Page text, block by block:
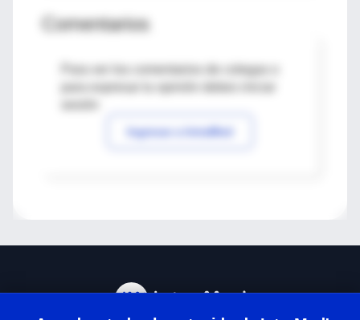
Comentarios
Para ver los comentarios de colegas o
Ingresar a IntraMed